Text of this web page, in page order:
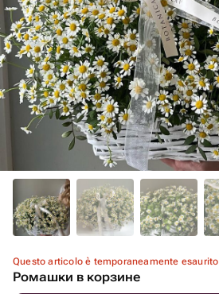
Questo articolo è temporaneamente esaurito
Ромашки в корзине